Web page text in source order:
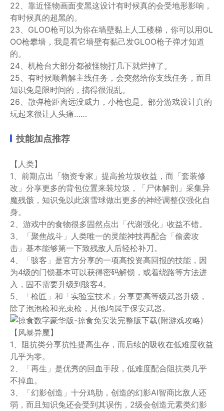
22、靠近怪物画面变黑这设计有时候真的会受地形影响，
有时候真的超黑的。
23、GLOO枪可以为你在墙壁黏上人工楼梯，你可以用GL
OO枪攀墙，我是看它墙壁有黏己发GLOO枪子弹才知道
的。
24、机枪台大部分都被怪物打几下就烂掉了。
25、有时候顺着解主线任务，会突然给你支线任务，而且
知识兔是限时间的，搞得很混乱。
26、散弹枪距离远没威力，小枪也是。部分游戏设计真的
玩起来很让人头痛……
技能加点推荐
【人类】
1、前期点出「物资专家」提高捡垃圾收益，而「套装修
改」分享更多的背包位置来装垃圾，「尸体解剖」采集异
魔残骸，知识兔以此滚雪球做出更多的神经调整仪强化自
身。
2、游戏中的食物很多固然点出「代谢强化」收益不错。
3、「聚焦战斗」人类唯一的灵能神技再配合「偷袭攻
击」基本能够第一下致残敌人后轻松补刀。
4、「骇客」是官方分享的一项高投资高回报的技能，因
为4级的门锁基本可以获得密码解锁，或着绕路等方法进
入，固不需要升级到骇客4。
5、「枪匠」和「实验室技术」分享更高等级武器升级，
除了泡泡枪和光束枪，其他均属于保安武器。
【风暴异魔】
1、阻抗类分享抗性提高生存，而后续的吸收在低难度收益
几乎为零。
2、「再生」是优秀的回血手段，低难度配合阻抗类几乎
不掉血。
3、「幻影创造」十分鸡肋，创造的幻影AI智商比敌人还
弱，而且知识兔还会受到其误伤，2级会创造元素类幻影